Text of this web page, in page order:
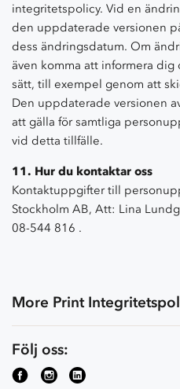
integritetspolicy. Vid en
den uppdaterade versionen
dess ändringsdatum. Om
även komma att informera
sätt, till exempel genom att
Den uppdaterade versionen
att gälla för samtliga
vid detta tillfälle.
11. Hur du kontaktar oss
Kontaktuppgifter till
Stockholm AB, Att: Lina
08-544 816 .
More Print
Följ oss: